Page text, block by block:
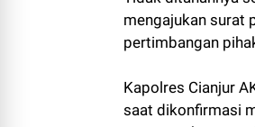
mengajukan surat
pertimbangan
Kapolres Cianjur
saat dikonfirmasi